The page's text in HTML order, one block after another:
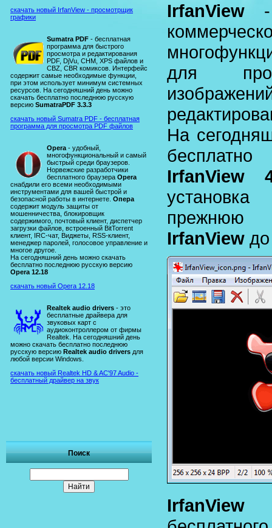
скачать новый IrfanView - просмотрщик
графики
Sumatra PDF - бесплатная
программа для быстрого
просмотра и редактирования
PDF, DjVu, CHM, XPS файлов и
CBZ, CBR комиксов. Интерфейс
содержит самые необходимые функции,
при этом использует минимум системных
ресурсов. На сегодняшний день можно
скачать бесплатно последнюю русскую
версию SumatraPDF 3.3.3
скачать новый Sumatra PDF - бесплатная
программа для просмотра PDF файлов
Opera - удобный,
многофункциональный и самый
быстрый среди браузеров.
Норвежские разработчики
бесплатного браузера Opera
снабдили его всеми необходимыми
инструментами для вашей быстрой и
безопасной работы в интернете. Опера
содержит модуль защиты от
мошенничества, блокировщик
содержимого, почтовый клиент, диспетчер
загрузки файлов, встроенный BitTorrent
клиент, IRC-чат, Виджеты, RSS-клиент,
менеджер паролей, голосовое управление и
многое другое.
На сегодняшний день можно скачать
бесплатно последнюю русскую версию
Opera 12.18
скачать новый Opera 12.18
Realtek audio drivers - это
бесплатные драйвера для
звуковых карт с
аудиоконтроллером от фирмы
Realtek. На сегодняшний день
можно скачать бесплатно последнюю
русскую версию Realtek audio drivers для
любой версии Windows.
скачать новый Realtek HD & AC'97 Audio -
бесплатный драйвер на звук
Поиск
IrfanView -
для
На
IrfanView
прежнюю
IrfanView
IrfanView